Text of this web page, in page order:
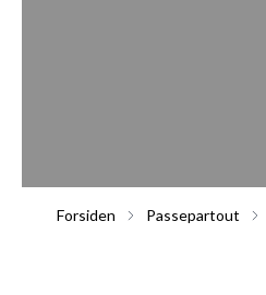
Forsiden Passepartout